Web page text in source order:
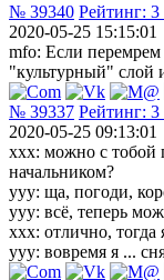
№ 39340 Рейтинг: 3
2020-05-25 15:15:01
mfo: Если перемрем
"культурный" слой
№ 39337 Рейтинг: 3
2020-05-25 09:13:01
ххх: можно с тобой
начальником?
ууу: ща, погоди,
ууу: всё, теперь
ххх: отлично,
ууу: вовремя я ...